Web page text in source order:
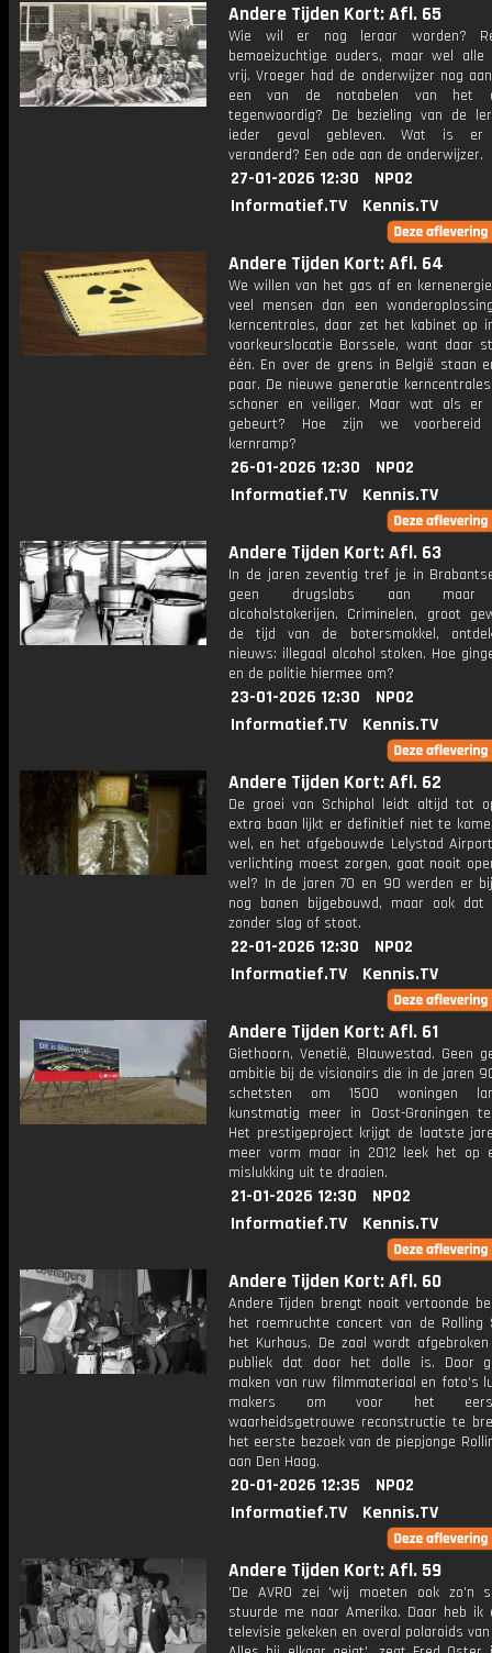
Andere Tijden Kort: Afl. 65
Wie wil er nog leraar worden?
bemoeizuchtige ouders, maar wel alle
vrij. Vroeger had de onderwijzer nog
een van de notabelen van het
tegenwoordig? De bezieling van de
ieder geval gebleven. Wat is er
veranderd? Een ode aan de onderwijzer.
27-01-2026 12:30
NPO2
Informatief.TV
Kennis.TV
Andere Tijden Kort: Afl. 64
We willen van het gas af en
veel mensen dan een
kerncentrales, daar zet het kabinet op
voorkeurslocatie Borssele, want daar
één. En over de grens in België staan
paar. De nieuwe generatie
schoner en veiliger. Maar wat als er
gebeurt? Hoe zijn we
kernramp?
26-01-2026 12:30
NPO2
Informatief.TV
Kennis.TV
Andere Tijden Kort: Afl. 63
In de jaren zeventig tref je in
geen drugslabs aan maar
alcoholstokerijen. Criminelen, groot
de tijd van de botersmokkel,
nieuws: illegaal alcohol stoken. Hoe
en de politie hiermee om?
23-01-2026 12:30
NPO2
Informatief.TV
Kennis.TV
Andere Tijden Kort: Afl. 62
De groei van Schiphol leidt altijd tot
extra baan lijkt er definitief niet te
wel, en het afgebouwde Lelystad
verlichting moest zorgen, gaat nooit
wel? In de jaren 70 en 90 werden er
nog banen bijgebouwd, maar ook
zonder slag of stoot.
22-01-2026 12:30
NPO2
Informatief.TV
Kennis.TV
Andere Tijden Kort: Afl. 61
Giethoorn, Venetië, Blauwestad. Geen
ambitie bij de visionairs die in de jaren
schetsten om 1500 woningen
kunstmatig meer in Oost-Groningen
Het prestigeproject krijgt de laatste
meer vorm maar in 2012 leek het op
mislukking uit te draaien.
21-01-2026 12:30
NPO2
Informatief.TV
Kennis.TV
Andere Tijden Kort: Afl. 60
Andere Tijden brengt nooit vertoonde
het roemruchte concert van de Rolling
het Kurhaus. De zaal wordt
publiek dat door het dolle is. Door
maken van ruw filmmateriaal en foto's
makers om voor het
waarheidsgetrouwe reconstructie te
het eerste bezoek van de piepjonge
aan Den Haag.
20-01-2026 12:35
NPO2
Informatief.TV
Kennis.TV
Andere Tijden Kort: Afl. 59
'De AVRO zei 'wij moeten ook zo'n
stuurde me naar Amerika. Daar heb ik
televisie gekeken en overal polaroids